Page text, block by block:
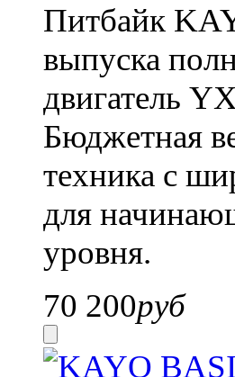
Питбайк
выпуска
двигатель
Бюджетная
техника с
для
уровня.
70 200руб